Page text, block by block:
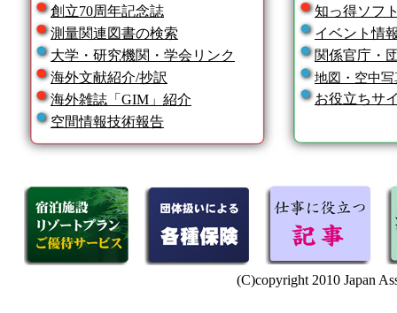
創立70周年記念誌
測量関連図書の検索
大学・研究機関・学会リンク
海外文献紹介/抄訳
海外雑誌「GIM」紹介
空間情報技術報告
知っ得ソフ
イベント情
関係官庁・
地図・空中
お役立ちサ
(C)copyright 2010 Japan